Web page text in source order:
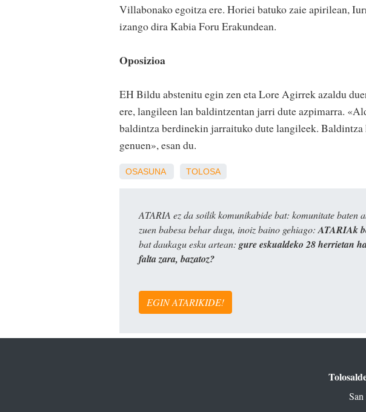
Villabonako egoitza ere. Horiei batuko zaie apirilean,
izango dira Kabia Foru Erakundean.
Oposizioa
EH Bildu abstenitu egin zen eta Lore Agirrek azaldu
ere, langileen lan baldintzentan jarri dute azpimarra.
baldintza berdinekin jarraituko dute langileek. Baldintza
genuen», esan du.
OSASUNA TOLOSA
ATARIA ez da soilik komunikabide bat: komunitate baten
zuen babesa behar dugu, inoiz baino gehiago: ATARIAk
bat daukagu esku artean: gure eskualdeko 28 herrietan
falta zara, bazatoz?
EGIN ATARIKIDE!